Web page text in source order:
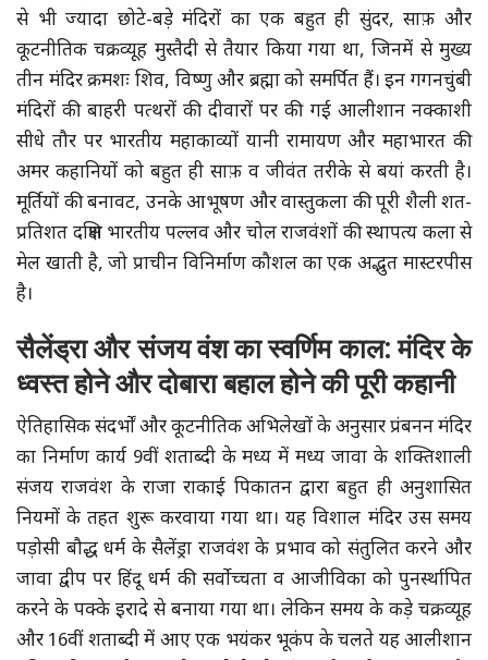
से भी ज्यादा छोटे-बड़े मंदिरों का एक बहुत ही सुंदर, साफ़ और
कूटनीतिक चक्रव्यूह मुस्तैदी से तैयार किया गया था, जिनमें से मुख्य
तीन मंदिर क्रमशः शिव, विष्णु और ब्रह्मा को समर्पित हैं। इन गगनचुंबी
मंदिरों की बाहरी पत्थरों की दीवारों पर की गई आलीशान नक्काशी
सीधे तौर पर भारतीय महाकाव्यों यानी रामायण और महाभारत की
अमर कहानियों को बहुत ही साफ़ व जीवंत तरीके से बयां करती है।
मूर्तियों की बनावट, उनके आभूषण और वास्तुकला की पूरी शैली शत-
प्रतिशत दक्षिण भारतीय पल्लव और चोल राजवंशों की स्थापत्य कला से
मेल खाती है, जो प्राचीन विनिर्माण कौशल का एक अद्भुत मास्टरपीस
है।
सैलेंड्रा और संजय वंश का स्वर्णिम काल: मंदिर के
ध्वस्त होने और दोबारा बहाल होने की पूरी कहानी
ऐतिहासिक संदर्भों और कूटनीतिक अभिलेखों के अनुसार प्रंबनन मंदिर
का निर्माण कार्य 9वीं शताब्दी के मध्य में मध्य जावा के शक्तिशाली
संजय राजवंश के राजा राकाई पिकातन द्वारा बहुत ही अनुशासित
नियमों के तहत शुरू करवाया गया था। यह विशाल मंदिर उस समय
पड़ोसी बौद्ध धर्म के सैलेंड्रा राजवंश के प्रभाव को संतुलित करने और
जावा द्वीप पर हिंदू धर्म की सर्वोच्चता व आजीविका को पुनर्स्थापित
करने के पक्के इरादे से बनाया गया था। लेकिन समय के कड़े चक्रव्यूह
और 16वीं शताब्दी में आए एक भयंकर भूकंप के चलते यह आलीशान